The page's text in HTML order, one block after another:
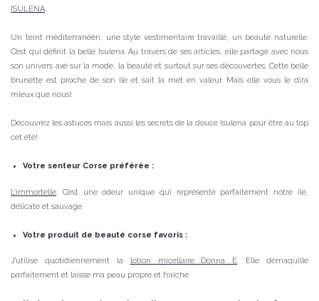
ISULENA.
Un teint méditerranéen, une style vestimentaire travaillé, un beauté naturelle.
C’est qui définit la belle Isulena. Au travers de ses articles, elle partage avec nous
son univers axé sur la mode, la beauté et surtout sur ses découvertes. Cette belle
brunette est proche de son île et sait la met en valeur. Mais elle vous le dira
mieux que nous!
Découvrez les astuces mais aussi les secrets de la douce Isulena pour être au top
cet été!
Votre senteur Corse préférée :
L’immortelle . C’est une odeur unique qui représente parfaitement notre île,
délicate et sauvage
Votre produit de beauté corse favoris :
J’utilise quotidiennement la lotion micellaire Donna E. Elle démaquille
parfaitement et laisse ma peau propre et fraiche